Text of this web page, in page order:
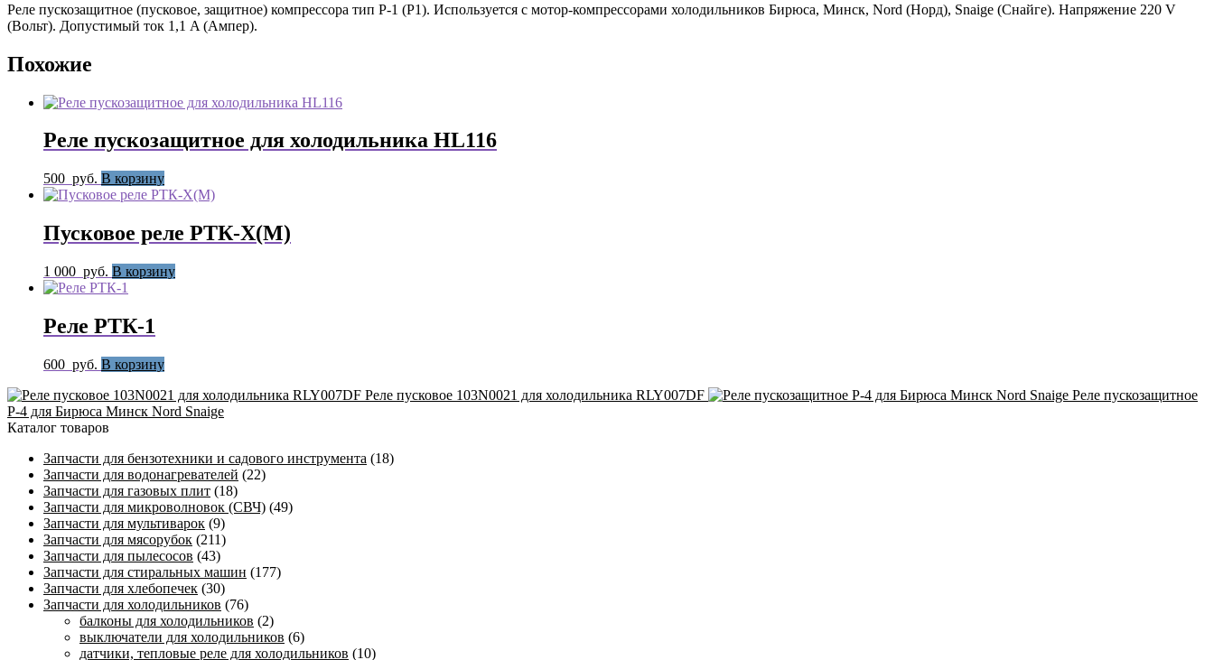
Snaige
Реле пускозащитное (пусковое, защитное) компрессора тип Р-1 (Р1). Используется с мотор-компрессорами холодильников Бирюса, Минск, Nord (Норд), Snaige (Снайге). Напряжение 220 V
(Вольт). Допустимый ток 1,1 A (Ампер).
Похожие
Реле пускозащитное для холодильника HL116
500 руб. В корзину
Пусковое реле РТК-Х(М)
1 000 руб. В корзину
Реле РТК-1
600 руб. В корзину
Реле пусковое 103N0021 для холодильника RLY007DF
Реле пускозащитное
Р-4 для Бирюса Минск Nord Snaige
Каталог товаров
Запчасти для бензотехники и садового инструмента (18)
Запчасти для водонагревателей (22)
Запчасти для газовых плит (18)
Запчасти для микроволновок (СВЧ) (49)
Запчасти для мультиварок (9)
Запчасти для мясорубок (211)
Запчасти для пылесосов (43)
Запчасти для стиральных машин (177)
Запчасти для хлебопечек (30)
Запчасти для холодильников (76)
балконы для холодильников (2)
выключатели для холодильников (6)
датчики, тепловые реле для холодильников (10)